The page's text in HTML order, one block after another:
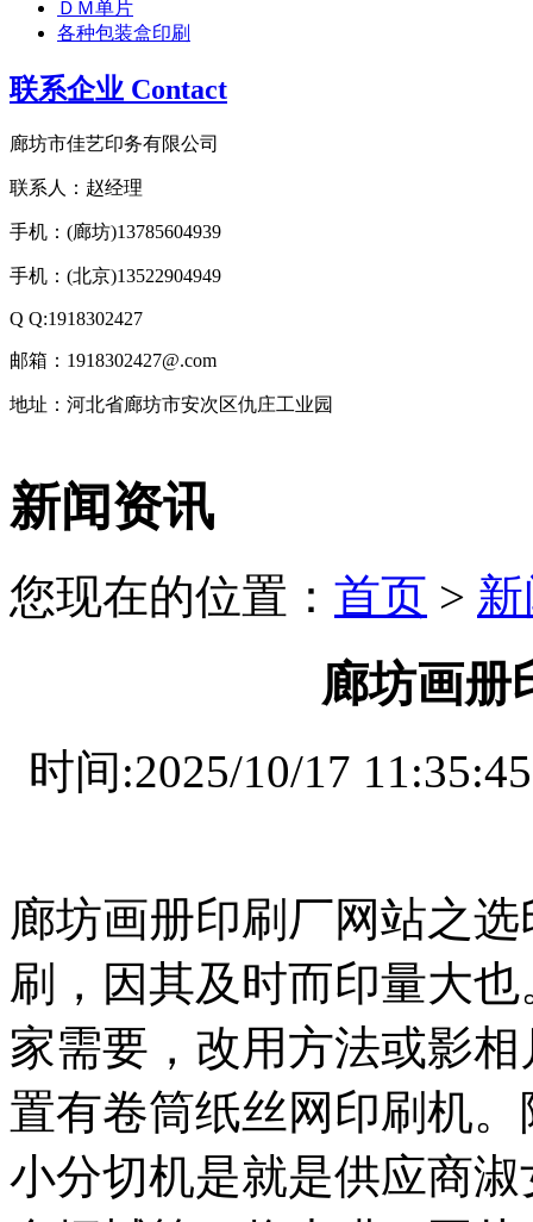
ＤＭ单片
各种包装盒印刷
联系企业 Contact
廊坊市佳艺印务有限公司
联系人：赵经理
手机：(廊坊)13785604939
手机：(北京)13522904949
Q Q:1918302427
邮箱：1918302427@.com
地址：河北省廊坊市安次区仇庄工业园
术
支
京
有
海
有
备
天
津
设
备
重
庆
机
肥
设
新闻资讯
您现在的位置： 首页 >
廊坊画册
时间:2025/10/17
廊坊画册印刷厂网站之
刷，因其及时而印量大
家需要，改用方法或影
置有卷筒纸丝网印刷机
小分切机是就是供应商